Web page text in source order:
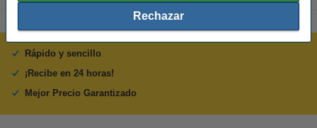
Rechazar
Rápido y sencillo
¡Recibe en 24 horas!
Mejor Precio Garantizado